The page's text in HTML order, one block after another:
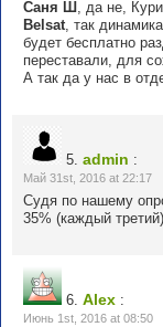
Саня Ш , да не,
Belsat, так
будет бесплатно
переставали, для
А так да у нас в
5. admin :
Май 31st, 2016 at 22:17
Судя по нашему
35% (каждый третий)
6. Alex :
Июнь 1st, 2016 at 08:50